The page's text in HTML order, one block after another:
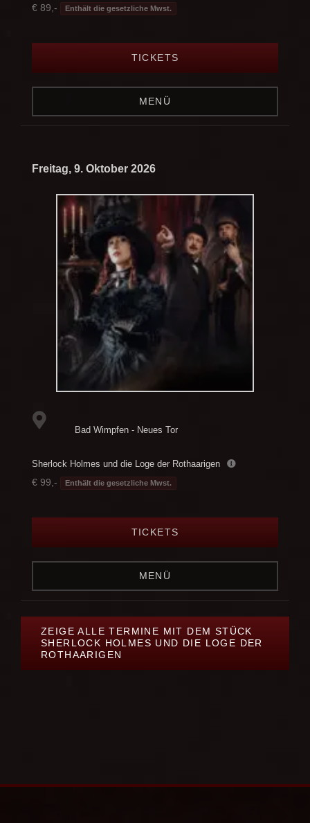
€ 89,- Enthält die gesetzliche Mwst.
TICKETS
MENÜ
Freitag, 9. Oktober 2026
Bad Wimpfen - Neues Tor
Sherlock Holmes und die Loge der Rothaarigen
€ 99,- Enthält die gesetzliche Mwst.
TICKETS
MENÜ
ZEIGE ALLE TERMINE MIT DEM STÜCK
SHERLOCK HOLMES UND DIE LOGE DER
ROTHAARIGEN